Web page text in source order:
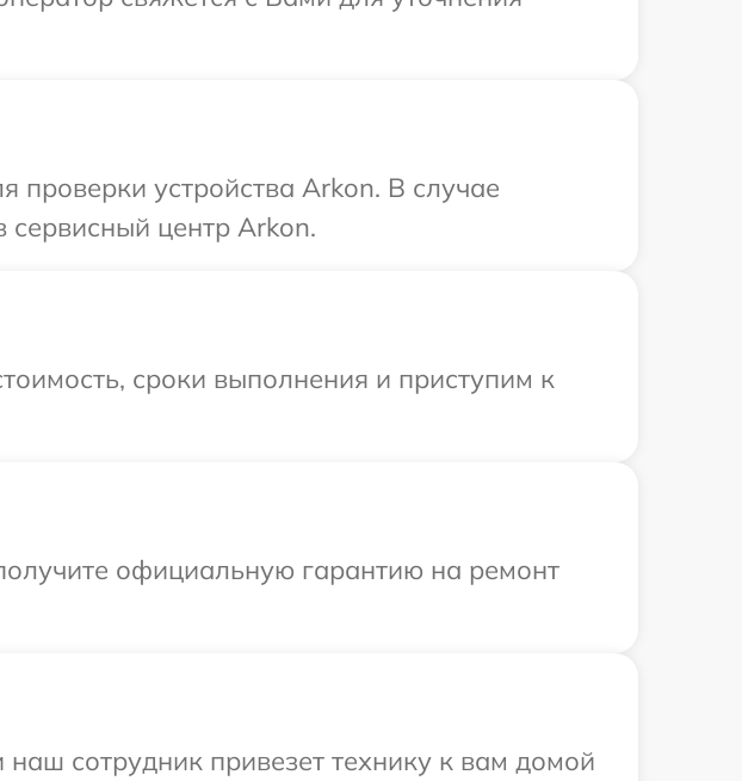
устройства Arkon. В случае
центр Arkon.
сроки выполнения и приступим к
официальную гарантию на ремонт
сотрудник привезет технику к вам домой